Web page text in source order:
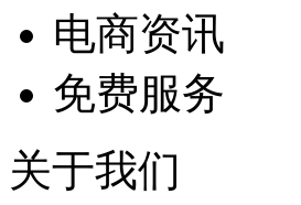
电商资讯
免费服务
关于我们